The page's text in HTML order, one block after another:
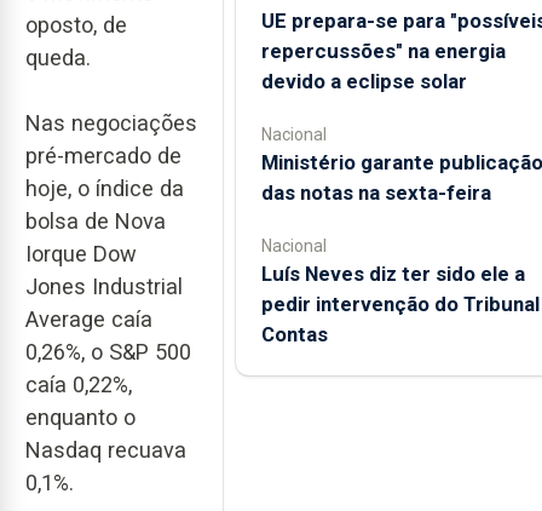
oposto, de
queda.
Nas negociações
pré-mercado de
hoje, o índice da
bolsa de Nova
Iorque Dow
Jones Industrial
Average caía
0,26%, o S&P 500
caía 0,22%,
enquanto o
Nasdaq recuava
0,1%.
UE prepara-se para
repercussões" na energia
devido a eclipse solar
Nacional
Ministério garante publicação
das notas na sexta-feira
Nacional
Luís Neves diz ter sido ele a
pedir intervenção do
Contas